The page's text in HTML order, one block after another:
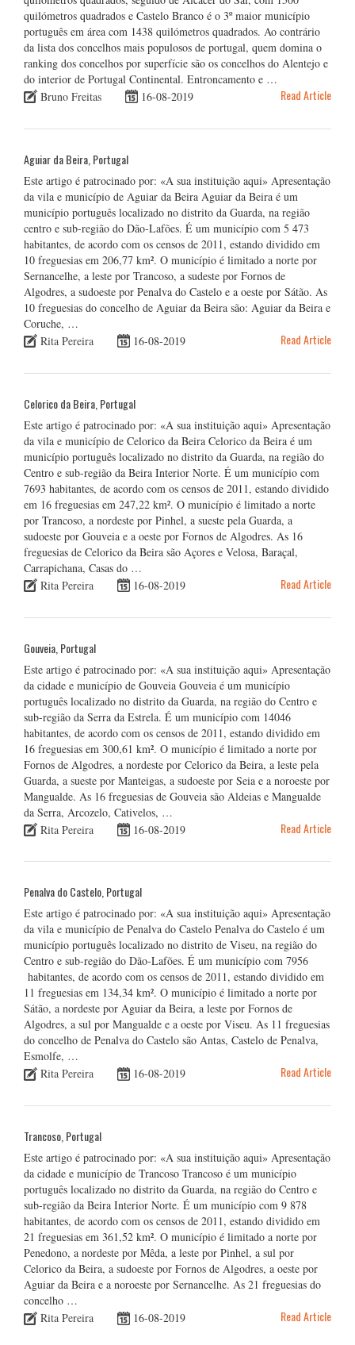
quilómetros quadrados e Castelo Branco é o 3º maior município
português em área com 1438 quilómetros quadrados. Ao contrário
da lista dos concelhos mais populosos de portugal, quem domina o
ranking dos concelhos por superfície são os concelhos do Alentejo e
do interior de Portugal Continental. Entroncamento e …
Bruno Freitas
16-08-2019 Read Article
Aguiar da Beira, Portugal
Este artigo é patrocinado por: «A sua instituição aqui» Apresentação
da vila e município de Aguiar da Beira Aguiar da Beira é um
município português localizado no distrito da Guarda, na região
centro e sub-região do Dão-Lafões. É um município com 5 473
habitantes, de acordo com os censos de 2011, estando dividido em
10 freguesias em 206,77 km². O município é limitado a norte por
Sernancelhe, a leste por Trancoso, a sudeste por Fornos de
Algodres, a sudoeste por Penalva do Castelo e a oeste por Sátão. As
10 freguesias do concelho de Aguiar da Beira são: Aguiar da Beira e
Coruche, …
Rita Pereira
16-08-2019 Read Article
Celorico da Beira, Portugal
Este artigo é patrocinado por: «A sua instituição aqui» Apresentação
da vila e município de Celorico da Beira Celorico da Beira é um
município português localizado no distrito da Guarda, na região do
Centro e sub-região da Beira Interior Norte. É um município com
7693 habitantes, de acordo com os censos de 2011, estando dividido
em 16 freguesias em 247,22 km². O município é limitado a norte
por Trancoso, a nordeste por Pinhel, a sueste pela Guarda, a
sudoeste por Gouveia e a oeste por Fornos de Algodres. As 16
freguesias de Celorico da Beira são Açores e Velosa, Baraçal,
Carrapichana, Casas do …
Rita Pereira
16-08-2019 Read Article
Gouveia, Portugal
Este artigo é patrocinado por: «A sua instituição aqui» Apresentação
da cidade e município de Gouveia Gouveia é um município
português localizado no distrito da Guarda, na região do Centro e
sub-região da Serra da Estrela. É um município com 14046
habitantes, de acordo com os censos de 2011, estando dividido em
16 freguesias em 300,61 km². O município é limitado a norte por
Fornos de Algodres, a nordeste por Celorico da Beira, a leste pela
Guarda, a sueste por Manteigas, a sudoeste por Seia e a noroeste por
Mangualde. As 16 freguesias de Gouveia são Aldeias e Mangualde
da Serra, Arcozelo, Cativelos, …
Rita Pereira
16-08-2019 Read Article
Penalva do Castelo, Portugal
Este artigo é patrocinado por: «A sua instituição aqui» Apresentação
da vila e município de Penalva do Castelo Penalva do Castelo é um
município português localizado no distrito de Viseu, na região do
Centro e sub-região do Dão-Lafões. É um município com 7956
habitantes, de acordo com os censos de 2011, estando dividido em
11 freguesias em 134,34 km². O município é limitado a norte por
Sátão, a nordeste por Aguiar da Beira, a leste por Fornos de
Algodres, a sul por Mangualde e a oeste por Viseu. As 11 freguesias
do concelho de Penalva do Castelo são Antas, Castelo de Penalva,
Esmolfe, …
Rita Pereira
16-08-2019 Read Article
Trancoso, Portugal
Este artigo é patrocinado por: «A sua instituição aqui» Apresentação
da cidade e município de Trancoso Trancoso é um município
português localizado no distrito da Guarda, na região do Centro e
sub-região da Beira Interior Norte. É um município com 9 878
habitantes, de acordo com os censos de 2011, estando dividido em
21 freguesias em 361,52 km². O município é limitado a norte por
Penedono, a nordeste por Mêda, a leste por Pinhel, a sul por
Celorico da Beira, a sudoeste por Fornos de Algodres, a oeste por
Aguiar da Beira e a noroeste por Sernancelhe. As 21 freguesias do
concelho …
Rita Pereira
16-08-2019 Read Article